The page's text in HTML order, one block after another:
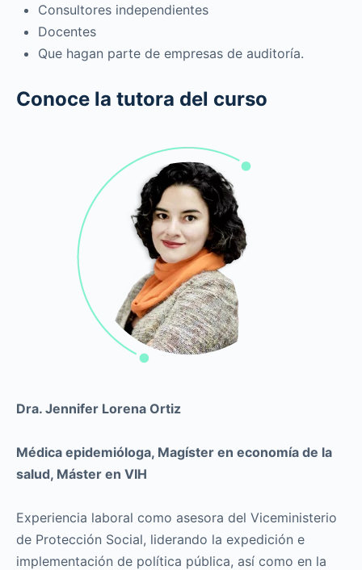
Consultores independientes
Docentes
Que hagan parte de empresas de auditoría.
Conoce la tutora del curso
Dra. Jennifer Lorena Ortiz
Médica epidemióloga, Magíster en economía de la
salud, Máster en VIH
Experiencia laboral como asesora del Viceministerio
de Protección Social, liderando la expedición e
implementación de política pública, así como en la